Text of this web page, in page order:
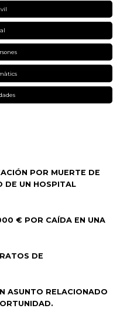
POR MUERTE DE
DE UN HOSPITAL
€ POR CAÍDA EN UNA
DE
ASUNTO RELACIONADO